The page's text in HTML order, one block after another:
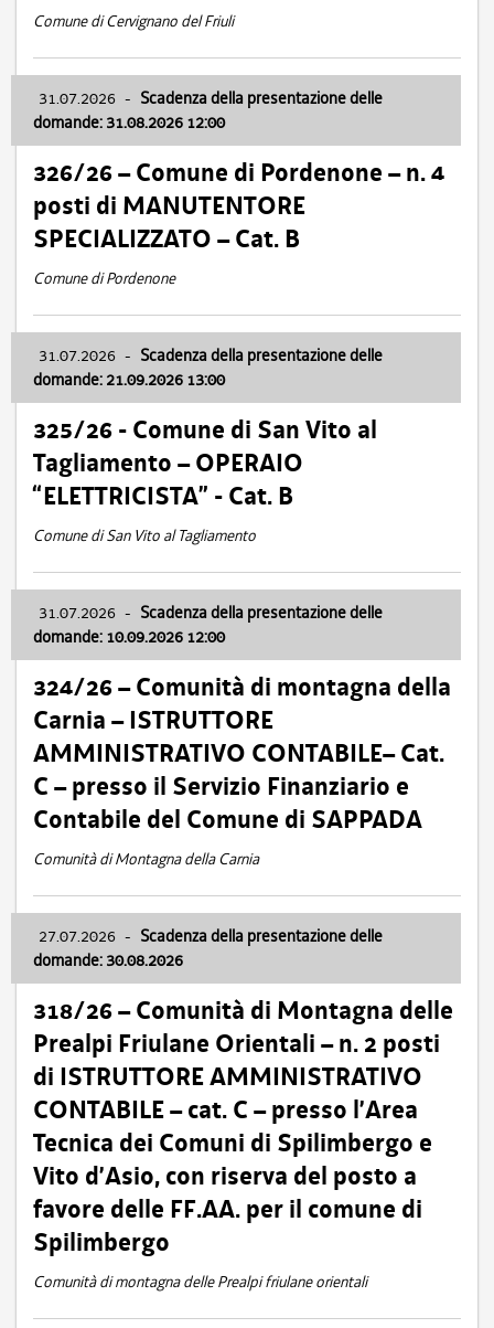
Comune di Cervignano del Friuli
31.07.2026 - Scadenza della presentazione delle
domande: 31.08.2026 12:00
326/26 – Comune di Pordenone – n. 4
posti di MANUTENTORE
SPECIALIZZATO – Cat. B
Comune di Pordenone
31.07.2026 - Scadenza della presentazione delle
domande: 21.09.2026 13:00
325/26 - Comune di San Vito al
Tagliamento – OPERAIO
“ELETTRICISTA” - Cat. B
Comune di San Vito al Tagliamento
31.07.2026 - Scadenza della presentazione delle
domande: 10.09.2026 12:00
324/26 – Comunità di montagna della
Carnia – ISTRUTTORE
AMMINISTRATIVO CONTABILE– Cat.
C – presso il Servizio Finanziario e
Contabile del Comune di SAPPADA
Comunità di Montagna della Carnia
27.07.2026 - Scadenza della presentazione delle
domande: 30.08.2026
318/26 – Comunità di Montagna delle
Prealpi Friulane Orientali – n. 2 posti
di ISTRUTTORE AMMINISTRATIVO
CONTABILE – cat. C – presso l’Area
Tecnica dei Comuni di Spilimbergo e
Vito d’Asio, con riserva del posto a
favore delle FF.AA. per il comune di
Spilimbergo
Comunità di montagna delle Prealpi friulane orientali